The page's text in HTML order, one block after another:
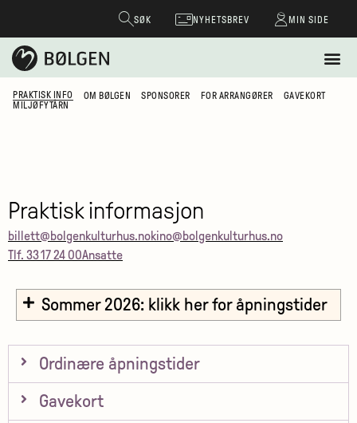
SØK NYHETSBREV MIN SIDE
PRAKTISK INFO OM BØLGEN SPONSORER FOR ARRANGØRER
GAVEKORT
MILJØFYTÅRN
Praktisk informasjon
billett@bolgenkulturhus.nokino@bolgenkulturhus.no
Tlf. 33 17 24 00Ansatte
Sommer 2026: klikk her for åpningstider
Ordinære åpningstider
Gavekort